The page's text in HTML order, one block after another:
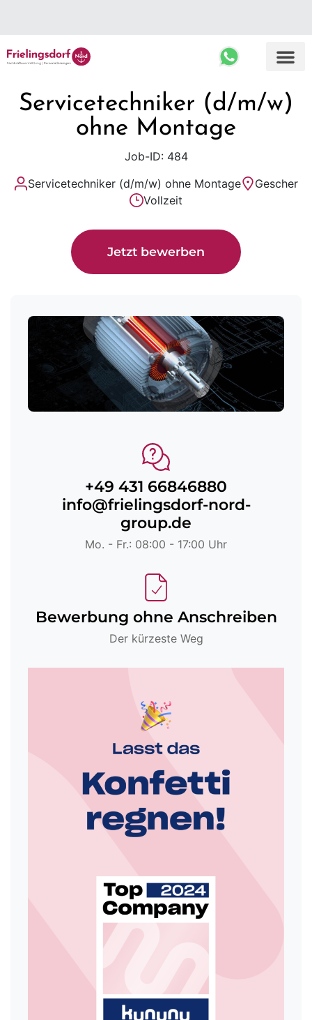
Top Ergebnisse
Servicetechniker (d/m/w)
ohne Montage
Job-ID: 484
Servicetechniker (d/m/w) ohne Montage
Gescher
Vollzeit
Jetzt bewerben
+49 431 66846880
info@frielingsdorf-nord-
group.de
Mo. - Fr.: 08:00 - 17:00 Uhr
Bewerbung ohne Anschreiben
Der kürzeste Weg